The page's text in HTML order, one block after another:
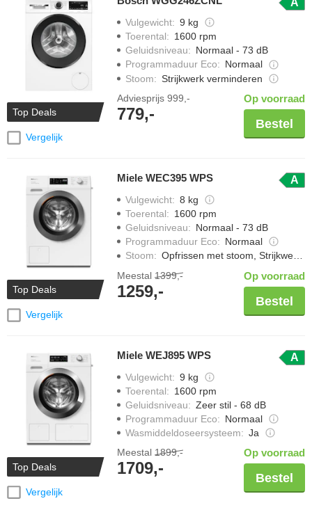
Top Deals
Vergelijk
A
Vulgewicht: 9 kg
Toerental: 1600 rpm
Geluidsniveau: Normaal - 73 dB
Programmaduur Eco: Normaal
Stoom: Strijkwerk verminderen
Adviesprijs 999,-
779,-
Op voorraad
Bestel
Top Deals
Vergelijk
Miele WEC395 WPS A
Vulgewicht: 8 kg
Toerental: 1600 rpm
Geluidsniveau: Normaal - 73 dB
Programmaduur Eco: Normaal
Stoom: Opfrissen met stoom, Strijkwerk verminderen
Meestal 1399,-
1259,-
Op voorraad
Bestel
Top Deals
Vergelijk
Miele WEJ895 WPS A
Vulgewicht: 9 kg
Toerental: 1600 rpm
Geluidsniveau: Zeer stil - 68 dB
Programmaduur Eco: Normaal
Wasmiddeldoseersysteem: Ja
Meestal 1899,-
1709,-
Op voorraad
Bestel